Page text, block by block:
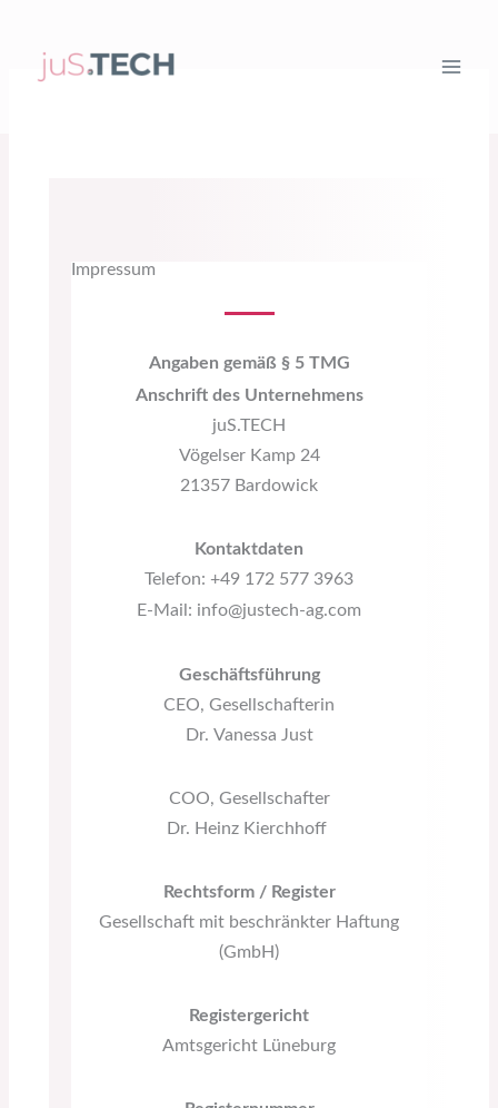
springen
Impressum
Angaben gemäß § 5 TMG
Anschrift des Unternehmens
juS.TECH
Vögelser Kamp 24
21357 Bardowick
Kontaktdaten
Telefon: +49 172 577 3963
E-Mail: info@justech-ag.com
Geschäftsführung
CEO, Gesellschafterin
Dr. Vanessa Just
COO, Gesellschafter
Dr. Heinz Kierchhoff
Rechtsform / Register
Gesellschaft mit beschränkter Haftung
(GmbH)
Registergericht
Amtsgericht Lüneburg